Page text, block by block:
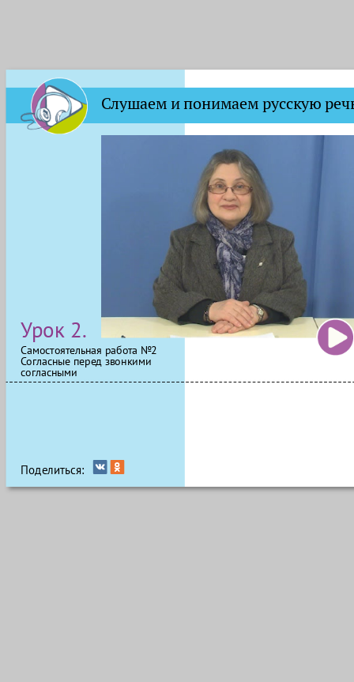
Поделиться:
Слушаем и понимаем русскую
Урок 2.
Самостоятельная работа №2
Согласные перед звонкими
согласными